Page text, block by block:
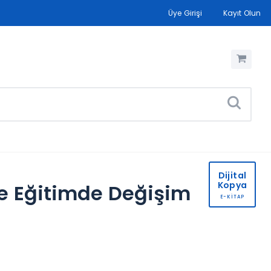
Üye Girişi Kayıt Olun
Eğitimde Değişim
Dijital
Kopya
E-KİTAP